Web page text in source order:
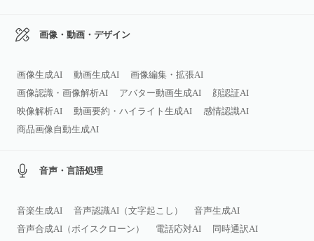
画像・動画・デザイン
画像生成AI 動画生成AI
画像編集・拡張AI
画像認識・画像解析AI
アバター動画生成AI
顔認証AI
映像解析AI
動画要約・ハイライト生成AI
感情認識AI
商品画像自動生成AI
音声・言語処理
音楽生成AI 音声認識AI（文字起こし）
音声生成AI
音声合成AI（ボイスクローン）
電話応対AI
同時通訳AI